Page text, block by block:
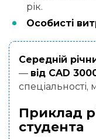
рік.
Особисті
Середній
— від CAD
Приклад
студента